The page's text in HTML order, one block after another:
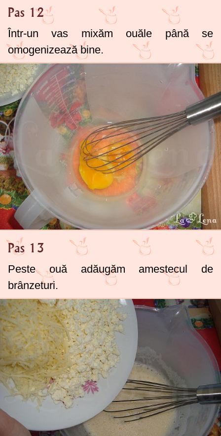
Pas 12
Într-un vas mixăm ouăle până se
omogenizează bine.
Pas 13
Peste ouă adăugăm amestecul de
brânzeturi.